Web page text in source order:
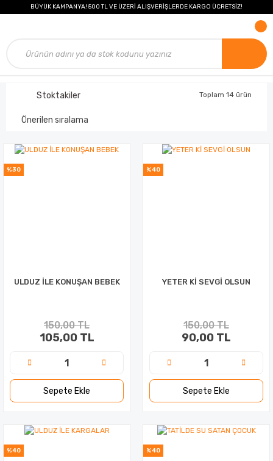
BÜYÜK KAMPANYA! 500 TL VE ÜZERİ ALIŞVERİŞLERDE KARGO ÜCRETSİZ!
Stoktakiler Toplam 14 ürün
%30
ULDUZ İLE KONUŞAN BEBEK
150,00 TL
105,00 TL
Sepete Ekle
%40
YETER Kİ SEVGİ OLSUN
150,00 TL
90,00 TL
Sepete Ekle
%40 %40